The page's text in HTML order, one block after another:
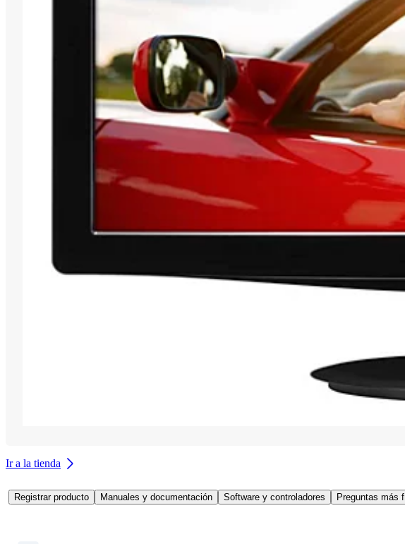
Ir a la tienda
Registrar producto Manuales y documentación Software y controladores Preguntas más